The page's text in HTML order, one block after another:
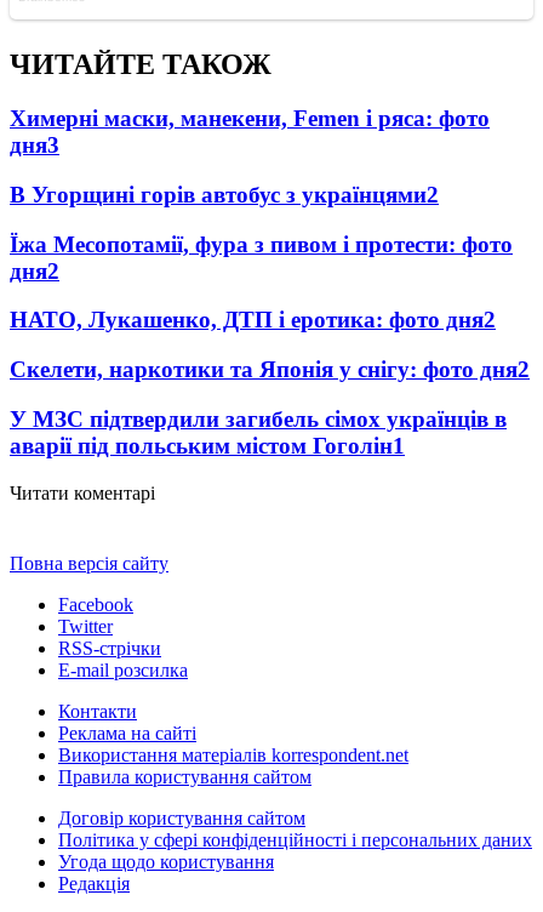
ЧИТАЙТЕ ТАКОЖ
Химерні маски, манекени, Femen і ряса: фото
дня3
В Угорщині горів автобус з українцями2
Їжа Месопотамії, фура з пивом і протести: фото
дня2
НАТО, Лукашенко, ДТП і еротика: фото дня2
Скелети, наркотики та Японія у снігу: фото дня2
У МЗС підтвердили загибель сімох українців в
аварії під польським містом Гоголін1
Читати коментарі
Повна версія сайту
Facebook
Twitter
RSS-стрічки
E-mail розсилка
Контакти
Реклама на сайті
Використання матеріалів korrespondent.net
Правила користування сайтом
Договір користування сайтом
Політика у сфері конфіденційності і персональних даних
Угода щодо користування
Редакція